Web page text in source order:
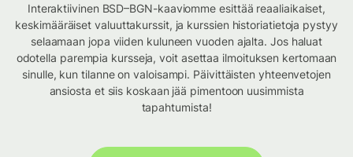
Interaktiivinen BSD–BGN-kaaviomme esittää reaaliaikaiset,
keskimääräiset valuuttakurssit, ja kurssien historiatietoja pystyy
selaamaan jopa viiden kuluneen vuoden ajalta. Jos haluat
odotella parempia kursseja, voit asettaa ilmoituksen kertomaan
sinulle, kun tilanne on valoisampi. Päivittäisten yhteenvetojen
ansiosta et siis koskaan jää pimentoon uusimmista
tapahtumista!